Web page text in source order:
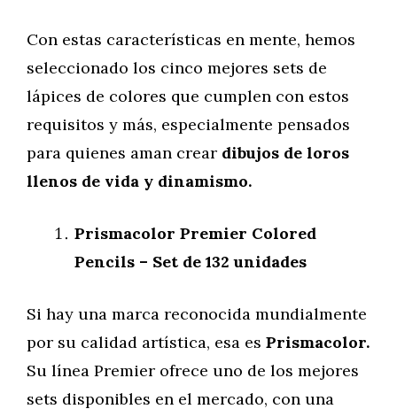
Con estas características en mente, hemos
seleccionado los cinco mejores sets de
lápices de colores que cumplen con estos
requisitos y más, especialmente pensados
para quienes aman crear dibujos de loros
llenos de vida y dinamismo.
Prismacolor Premier Colored
Pencils – Set de 132 unidades
Si hay una marca reconocida mundialmente
por su calidad artística, esa es Prismacolor.
Su línea Premier ofrece uno de los mejores
sets disponibles en el mercado, con una